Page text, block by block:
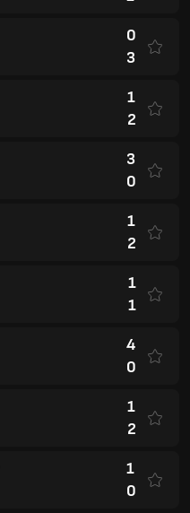
0
3
1
2
3
0
1
2
1
1
4
0
1
2
1
0